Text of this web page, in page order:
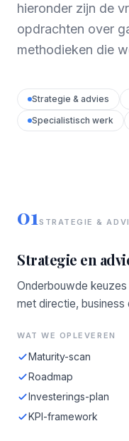
hieronder zijn de
opdrachten over
methodieken die
Strategie & advies
Specialistisch werk
01STRATEGIE &
Strategie en
Onderbouwde
met directie, business
WAT WE OPLEVEREN
Maturity-scan
Roadmap
Investerings-plan
KPI-framework